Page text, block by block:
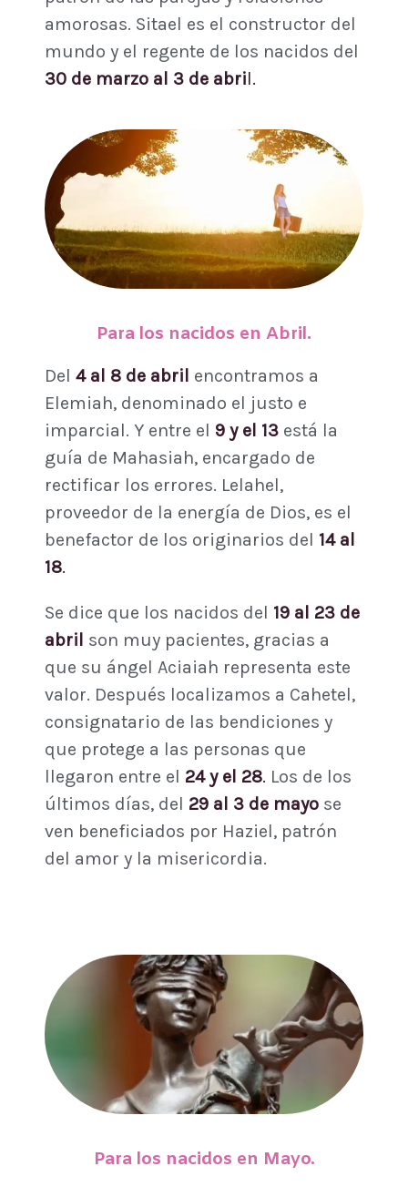
amorosas. Sitael es el constructor del
mundo y el regente de los nacidos del
30 de marzo al 3 de abril.
Para los nacidos en Abril.
Del 4 al 8 de abril encontramos a
Elemiah, denominado el justo e
imparcial. Y entre el 9 y el 13 está la
guía de Mahasiah, encargado de
rectificar los errores. Lelahel,
proveedor de la energía de Dios, es el
benefactor de los originarios del 14 al
18.
Se dice que los nacidos del 19 al 23 de
abril son muy pacientes, gracias a
que su ángel Aciaiah representa este
valor. Después localizamos a Cahetel,
consignatario de las bendiciones y
que protege a las personas que
llegaron entre el 24 y el 28. Los de los
últimos días, del 29 al 3 de mayo se
ven beneficiados por Haziel, patrón
del amor y la misericordia.
Para los nacidos en Mayo.